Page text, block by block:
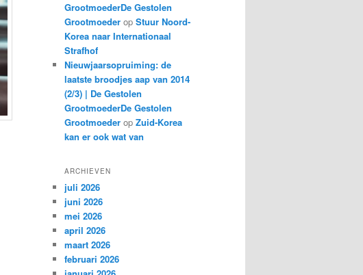
GrootmoederDe Gestolen
Grootmoeder op Stuur Noord-
Korea naar Internationaal
Strafhof
Nieuwjaarsopruiming: de
laatste broodjes aap van 2014
(2/3) | De Gestolen
GrootmoederDe Gestolen
Grootmoeder op Zuid-Korea
kan er ook wat van
ARCHIEVEN
juli 2026
juni 2026
mei 2026
april 2026
maart 2026
februari 2026